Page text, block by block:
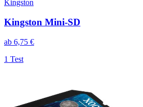
Kingston
Kingston Mini-SD
ab 6,75 €
1 Test